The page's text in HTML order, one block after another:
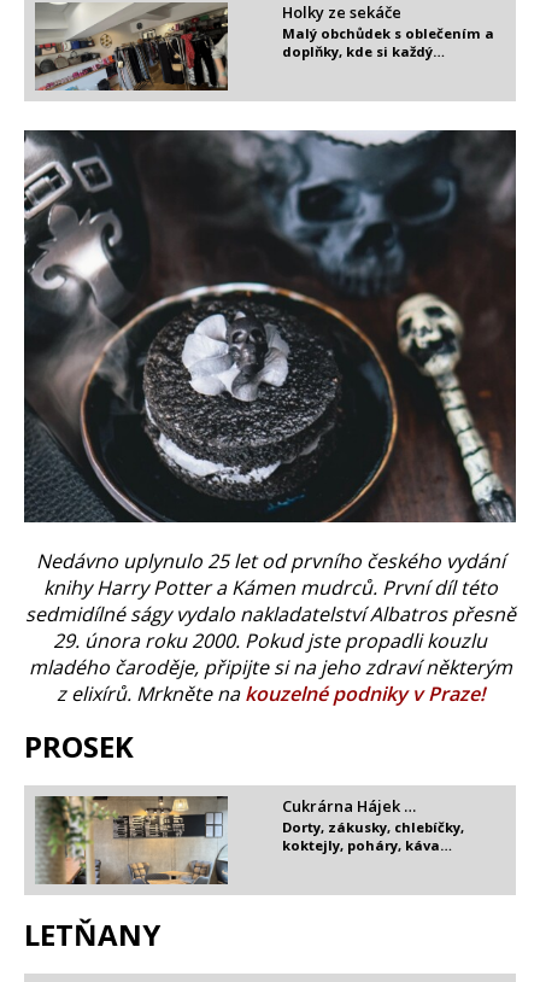
Holky ze sekáče
Malý obchůdek s oblečením a
doplňky, kde si každý…
Nedávno uplynulo 25 let od prvního českého vydání
knihy Harry Potter a Kámen mudrců. První díl této
sedmidílné ságy vydalo nakladatelství Albatros přesně
29. února roku 2000. Pokud jste propadli kouzlu
mladého čaroděje, připijte si na jeho zdraví některým
z elixírů. Mrkněte nakouzelné podniky v Praze!
PROSEK
Cukrárna Hájek …
Dorty, zákusky, chlebíčky,
koktejly, poháry, káva…
LETŇANY